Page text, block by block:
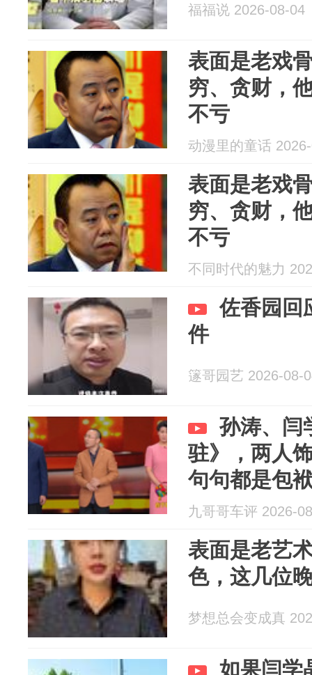
福福说 2026-08-04
表面是老戏
穷、贪财，
不亏
动漫里的童话
表面是老戏
穷、贪财，
不亏
不同时代的魅力
佐香园回
件
篴哥园艺 2026-08-
孙涛、闫
驻》，两人
句句都是包
九哥哥车评 2026-
表面是老艺
色，这几位
梦想总会变成真
如果闫学